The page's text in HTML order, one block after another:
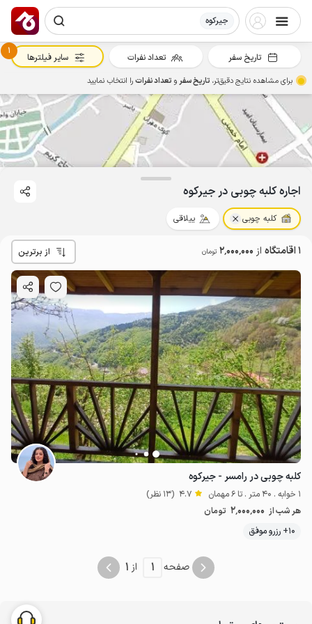
جیرکوه
2میلیون ت
اجاره کلبه چوبی در جیرکوه
کلبه چوبی ییلاقی
1 اقامتگاه از 2٬000٬000 تومان از برترین
کلبه چوبی در رامسر - جیرکوه
1 خوابه . 40 متر . تا 6 مهمان 4.7 (13 نظر)
هر شب از 2٬000٬000 تومان
10+ رزرو موفق
صفحه 1 از 1
تاریخ سفر تعداد نفرات
1
سایر فیلترها
برای مشاهده نتایج دقیق‌تر، تاریخ سفرو تعداد نفراترا انتخاب نمایید